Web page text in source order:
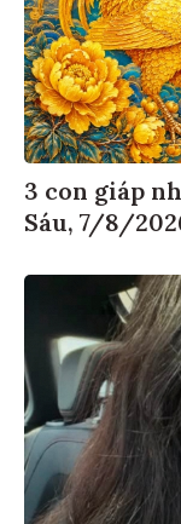
3 con giáp
Sáu, 7/8/